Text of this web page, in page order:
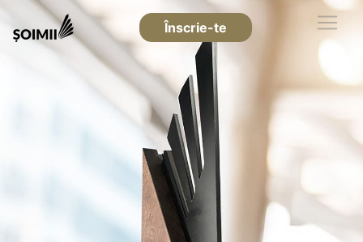
Înscrie-te